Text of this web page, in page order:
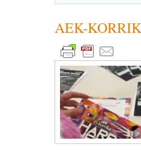
AEK-